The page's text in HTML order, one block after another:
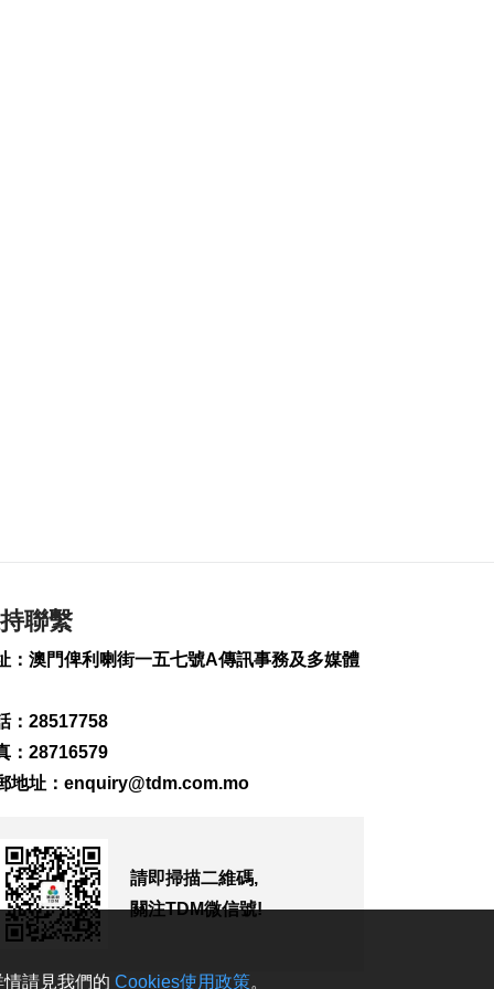
268
0
713
2026-08-08 16:10
861
0
聯繫
：澳門俾利喇街一五七號A傳訊事務及多媒體
：28517758
：28716579
地址： enquiry@tdm.com.mo
請即掃描二維碼,
關注TDM微信號!
請見我們的 Cookies使用政策。